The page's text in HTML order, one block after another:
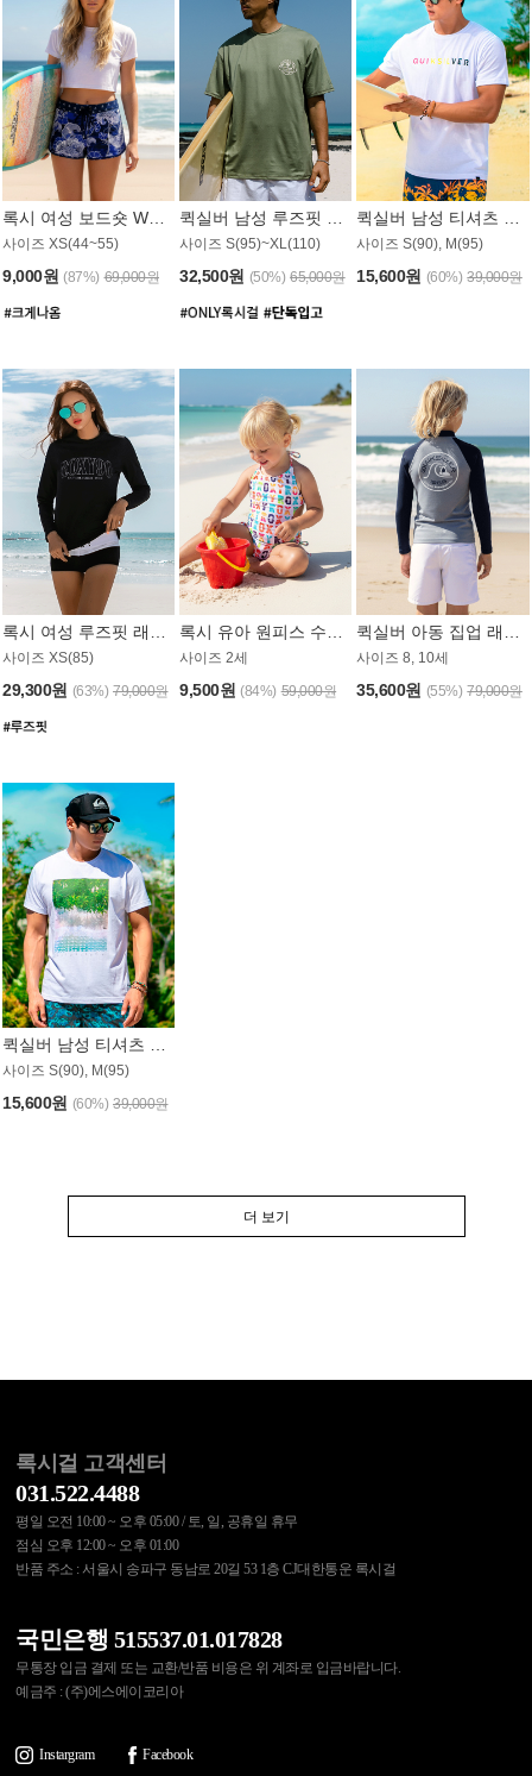
사이즈 XS(44~55)
9,000원 (87%) 69,000원
사이즈 S(95)~XL(110)
32,500원 (50%) 65,000원
사이즈 S(90), M(95)
15,600원 (60%) 39,000원
사이즈 XS(85)
29,300원 (63%) 79,000원
사이즈 2세
9,500원 (84%) 59,000원
사이즈 8, 10세
35,600원 (55%) 79,000원
퀵실버 남성 티셔츠 MST357WQS
사이즈 S(90), M(95)
15,600원 (60%) 39,000원
더 보기
록시걸 고객센터
031.522.4488
평일 오전 10:00 ~ 오후 05:00 / 토, 일, 공휴일 휴무
점심 오후 12:00 ~ 오후 01:00
반품 주소 : 서울시 송파구 동남로 20길 53 1층 CJ대한통운 록시걸
국민은행 515537.01.017828
무통장 입금 결제 또는 교환/반품 비용은 위 계좌로 입금바랍니다.
예금주 : (주)에스에이코리아
Instargram Facebook